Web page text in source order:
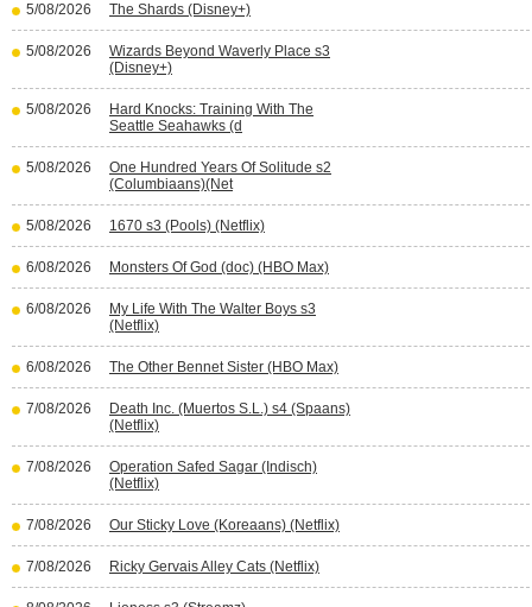
5/08/2026 The Shards (Disney+)
5/08/2026
Wizards Beyond Waverly Place s3
(Disney+)
5/08/2026
Hard Knocks: Training With The
Seattle Seahawks (d
5/08/2026
One Hundred Years Of Solitude s2
(Columbiaans)(Net
5/08/2026 1670 s3 (Pools) (Netflix)
6/08/2026 Monsters Of God (doc) (HBO Max)
6/08/2026
My Life With The Walter Boys s3
(Netflix)
6/08/2026 The Other Bennet Sister (HBO Max)
7/08/2026
Death Inc. (Muertos S.L.) s4 (Spaans)
(Netflix)
7/08/2026
Operation Safed Sagar (Indisch)
(Netflix)
7/08/2026 Our Sticky Love (Koreaans) (Netflix)
7/08/2026 Ricky Gervais Alley Cats (Netflix)